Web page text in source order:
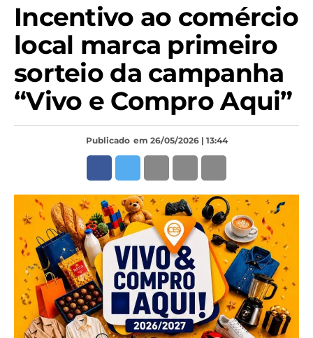
Incentivo ao comércio
local marca primeiro
sorteio da campanha
“Vivo e Compro Aqui”
Publicado em 26/05/2026 | 13:44